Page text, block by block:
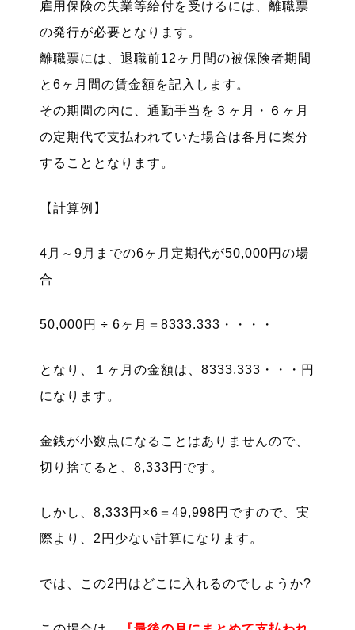
雇用保険の失業等給付を受けるには、離職票
の発行が必要となります。
離職票には、退職前12ヶ月間の被保険者期間
と6ヶ月間の賃金額を記入します。
その期間の内に、通勤手当を３ヶ月・６ヶ月
の定期代で支払われていた場合は各月に案分
することとなります。
【計算例】
4月～9月までの6ヶ月定期代が50,000円の場
合
50,000円 ÷ 6ヶ月＝8333.333・・・・
となり、１ヶ月の金額は、8333.333・・・円
になります。
金銭が小数点になることはありませんので、
切り捨てると、8,333円です。
しかし、8,333円×6＝49,998円ですので、実
際より、2円少ない計算になります。
では、この2円はどこに入れるのでしょうか?